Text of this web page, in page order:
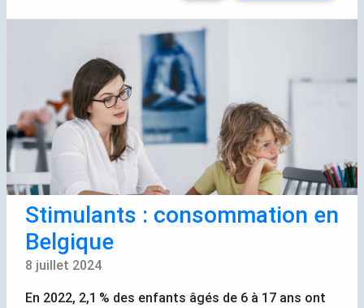
Stimulants : consommation en
Belgique
8 juillet 2024
En 2022, 2,1 % des enfants âgés de 6 à 17 ans ont